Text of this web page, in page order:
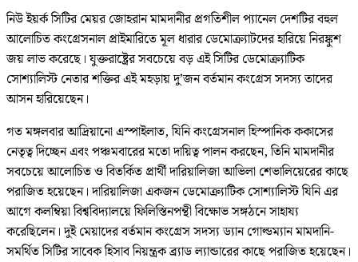
নিউ ইয়র্ক সিটির মেয়র জোহরান মামদানীর প্রগতিশীল প্যানেল দেশটির বহুল
আলোচিত কংগ্রেসনাল প্রাইমারিতে মূল ধারার ডেমোক্র্যাটদের হারিয়ে নিরঙ্কুশ
জয় লাভ করেছে। যুক্তরাষ্ট্রের সবচেয়ে বড় এই সিটির ডেমোক্র্যাটিক
সোশ্যালিস্ট নেতার শক্তির এই মহড়ায় দু’জন বর্তমান কংগ্রেস সদস্য তাদের
আসন হারিয়েছেন।
গত মঙ্গলবার আদ্রিয়ানো এস্পাইলাত, যিনি কংগ্রেসনাল হিস্পানিক ককাসের
নেতৃত্ব দিচ্ছেন এবং পঞ্চমবারের মতো দায়িত্ব পালন করছেন, তিনি মামদানীর
সবচেয়ে আলোচিত ও বিতর্কিত প্রার্থী দারিয়ালিজা আভিলা শেভালিয়েরের কাছে
পরাজিত হয়েছেন। দারিয়ালিজা একজন ডেমোক্র্যাটিক সোশ্যালিস্ট যিনি এর
আগে কলম্বিয়া বিশ্ববিদ্যালয়ে ফিলিস্তিনপন্থী বিক্ষোভ সঙ্গঠনে সাহায্য
করেছিলেন। দুই মেয়াদের বর্তমান কংগ্রেস সদস্য ড্যান গোল্ডম্যান মামদানি-
সমর্থিত সিটির সাবেক হিসাব নিয়ন্ত্রক ব্র্যাড ল্যান্ডারের কাছে পরাজিত হয়েছেন।